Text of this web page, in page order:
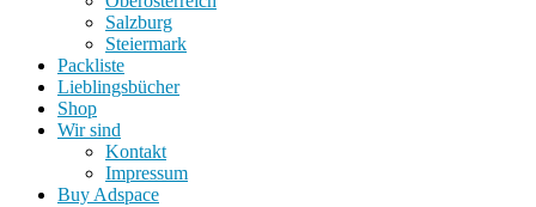
Salzburg
Steiermark
Packliste
Lieblingsbücher
Shop
Wir sind
Kontakt
Impressum
Buy Adspace